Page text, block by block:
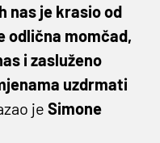
nas je krasio od
odlična momčad,
i zasluženo
uzdrmati
je Simone